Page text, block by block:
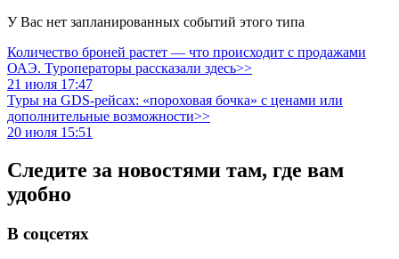
У Вас нет запланированных событий этого типа
Количество броней растет — что происходит с продажами
ОАЭ. Туроператоры рассказали здесь>>
21 июля 17:47
Туры на GDS-рейсах: «пороховая бочка» с ценами или
дополнительные возможности>>
20 июля 15:51
Следите за новостями там, где вам
удобно
В соцсетях